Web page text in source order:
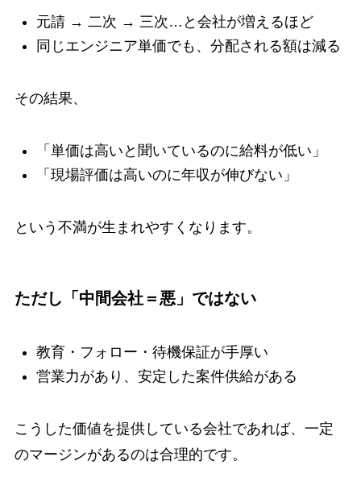
元請 → 二次 → 三次…と会社が増えるほど
同じエンジニア単価でも、分配される額は減る
その結果、
「単価は高いと聞いているのに給料が低い」
「現場評価は高いのに年収が伸びない」
という不満が生まれやすくなります。
ただし「中間会社＝悪」ではない
教育・フォロー・待機保証が手厚い
営業力があり、安定した案件供給がある
こうした価値を提供している会社であれば、一定
のマージンがあるのは合理的です。